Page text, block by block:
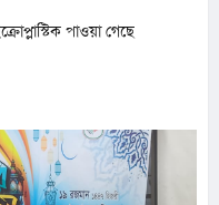
পাওয়া গেছে